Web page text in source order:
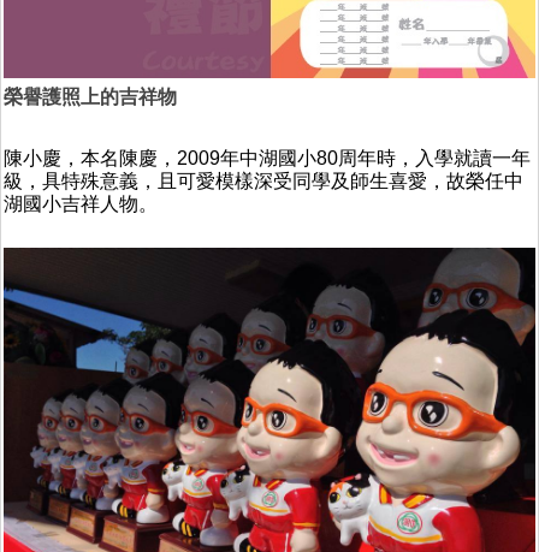
榮譽護照上的吉祥物
陳小慶，本名陳慶，2009年中湖國小80周年時，入學就讀一年
級，具特殊意義，且可愛模樣深受同學及師生喜愛，故榮任中
湖國小吉祥人物。